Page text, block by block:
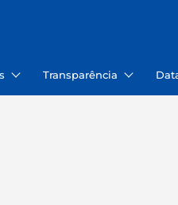
Transparência